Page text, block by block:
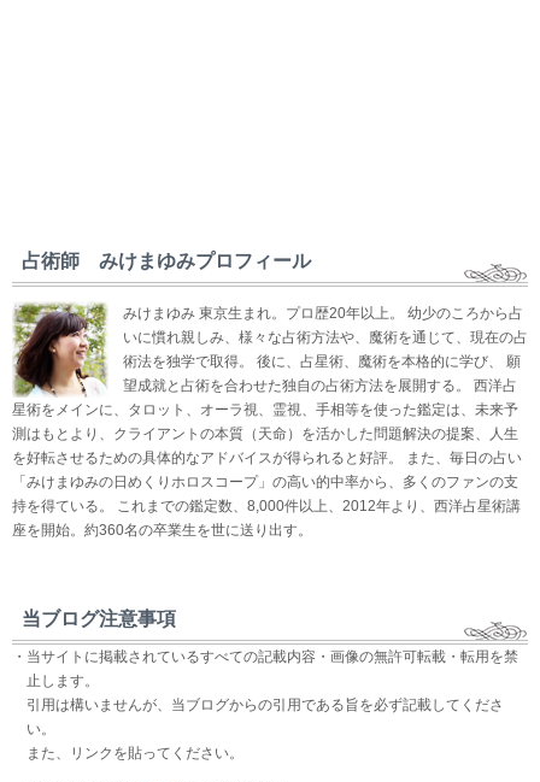
占術師 みけまゆみプロフィール
みけまゆみ 東京生まれ。プロ歴20年以上。 幼少のころから占
いに慣れ親しみ、様々な占術方法や、魔術を通じて、現在の占
術法を独学で取得。 後に、占星術、魔術を本格的に学び、 願
望成就と占術を合わせた独自の占術方法を展開する。 西洋占
星術をメインに、タロット、オーラ視、霊視、手相等を使った鑑定は、未来予
測はもとより、クライアントの本質（天命）を活かした問題解決の提案、人生
を好転させるための具体的なアドバイスが得られると好評。 また、毎日の占い
「みけまゆみの日めくりホロスコープ」の高い的中率から、多くのファンの支
持を得ている。 これまでの鑑定数、8,000件以上、2012年より、西洋占星術講
座を開始。約360名の卒業生を世に送り出す。
当ブログ注意事項
・当サイトに掲載されているすべての記載内容・画像の無許可転載・転用を禁
止します。
引用は構いませんが、当ブログからの引用である旨を必ず記載してくださ
い。
また、リンクを貼ってください。